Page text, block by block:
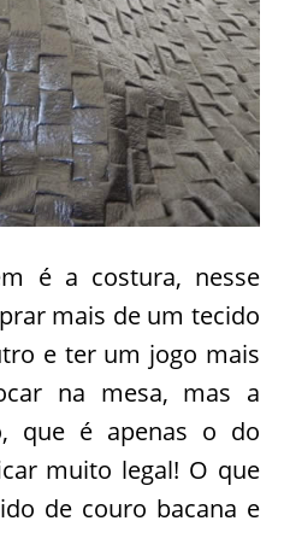
é a costura, nesse
mais de um tecido
e ter um jogo mais
na mesa, mas a
que é apenas o do
muito legal! O que
de couro bacana e